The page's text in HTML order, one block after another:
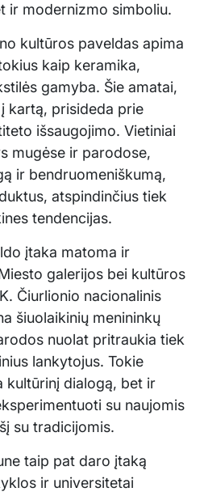
ir modernizmo simboliu.
kultūros paveldas apima
kaip keramika,
gamyba. Šie amatai,
kartą, prisideda prie
išsaugojimo. Vietiniai
mugėse ir parodose,
ir bendruomeniškumą,
atspindinčius tiek
tendencijas.
įtaka matoma ir
galerijos bei kultūros
Čiurlionio nacionalinis
šiuolaikinių menininkų
nuolat pritraukia tiek
lankytojus. Tokie
kultūrinį dialogą, bet ir
su naujomis
su tradicijomis.
taip pat daro įtaką
ir universitetai